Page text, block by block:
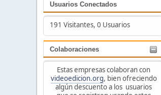
Usuarios Conectados
191 Visitantes, 0 Usuarios
Colaboraciones
Estas empresas colaboran con
videoedicion.org, bien ofreciendo
algún descuento a los usuarios